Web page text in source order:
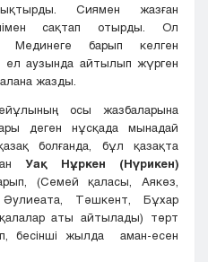
Сиямен жазған
сақтап отырды. Ол
барып келген
ел аузында айтылып жүрген
жазды.
осы жазбаларына
деген нұсқада мынадай
болғанда, бұл қазақта
Уақ Нұркен (Нүрикен)
(Семей қаласы, Аякөз,
Тәшкент, Бұхар
қалалар аты айтылады) төрт
бесінші жылда аман-есен